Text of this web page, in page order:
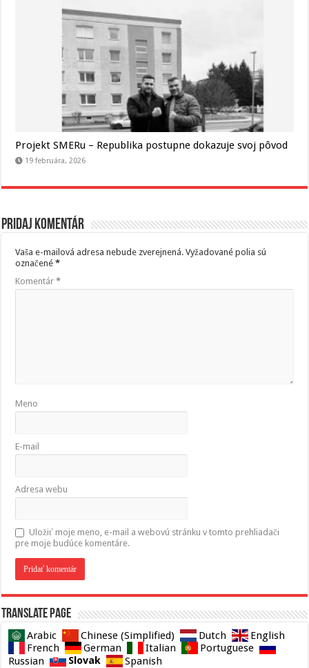
Projekt SMERu – Republika postupne dokazuje svoj pôvod
19 februára, 2026
Pridaj komentár
Vaša e-mailová adresa nebude zverejnená. Vyžadované polia sú
označené*
Komentár*
Meno
E-mail
Adresa webu
Uložiť moje meno, e-mail a webovú stránku v tomto prehliadači
pre moje budúce komentáre.
Translate page
Arabic Chinese (Simplified) Dutch
English
French
German Italian
Portuguese
Russian
Slovak Spanish